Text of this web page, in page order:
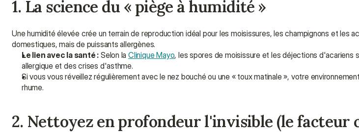
1. La science du « piège à humidité »
Une humidité élevée crée un terrain de reproduction idéal pour les moisissures, les champignons et les
domestiques, mais de puissants allergènes.
Le lien avec la santé : Selon la Clinique Mayo, les spores de moisissure et les déjections d'acariens
allergique et des crises d'asthme.
Si vous vous réveillez régulièrement avec le nez bouché ou une « toux matinale », votre
rhume.
2. Nettoyez en profondeur l'invisible (le facteur